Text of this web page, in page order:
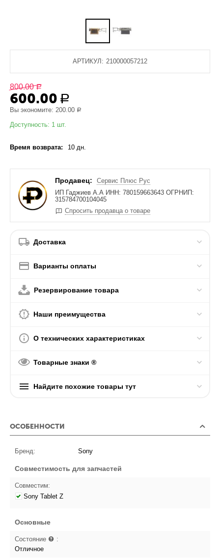
АРТИКУЛ: 210000057212
800.00 Р
600.00 Р
Вы экономите:200.00 Р
Доступность: 1 шт.
Время возврата: 10 дн.
Продавец:
Сервис Плюс Рус
ИП Гаджиев А.А ИНН: 780159663643 ОГРНИП:
315784700104045
Спросить продавца о товаре
Доставка
Варианты оплаты
Резервирование товара
Наши преимущества
О технических характеристиках
Товарные знаки ®
Найдите похожие товары тут
ОСОБЕННОСТИ
Бренд: Sony
Совместимость для запчастей
Совместим:
Sony Tablet Z
Основные
Состояние
:
Отличное